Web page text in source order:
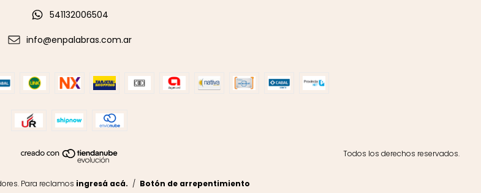
541132006504
info@enpalabras.com.ar
Todos los derechos reservados.
Para reclamos ingresá acá. / Botón de arrepentimiento